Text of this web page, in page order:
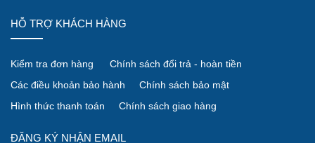
HỖ TRỢ KHÁCH HÀNG
Kiểm tra đơn hàng
Chính sách đổi trả - hoàn tiền
Các điều khoản bảo hành
Chính sách bảo mật
Hình thức thanh toán
Chính sách giao hàng
ĐĂNG KÝ NHẬN EMAIL